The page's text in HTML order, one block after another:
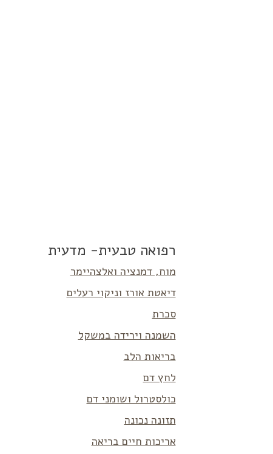
רפואה טבעית- מדעית
מוח, דמנציה ואלצהיימר
דיאטת אורז וניקוי רעלים
סכרת
השמנה וירידה במשקל
בריאות הלב
לחץ דם
כולסטרול ושומני דם
תזונה נכונה
אריכות חיים בריאה